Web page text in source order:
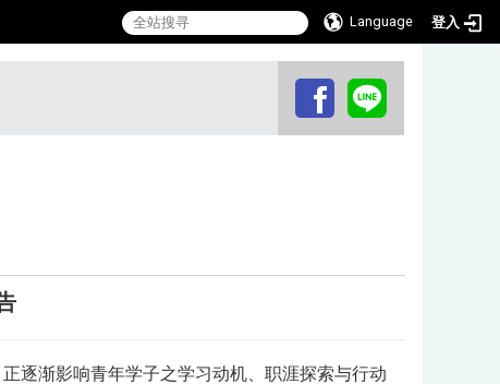
Language 登入
逐渐影响青年学子之学习动机、职涯探索与行动